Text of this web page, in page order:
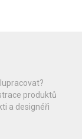
produktů
a designéři